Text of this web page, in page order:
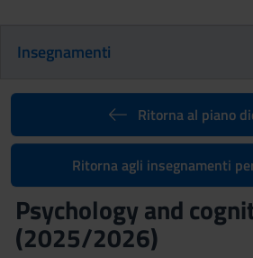
Insegnamenti
Ritorna al piano
Ritorna agli insegnamenti
Psychology and
(2025/2026)